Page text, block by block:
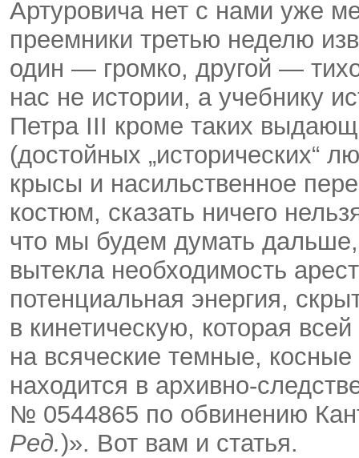
Артуровича нет с нами уже
преемники третью неделю
один — громко, другой —
нас не истории, а учебнику
Петра III кроме таких
(достойных „исторических“
крысы и насильственное
костюм, сказать ничего
что мы будем думать
вытекла необходимость
потенциальная энергия,
в кинетическую, которая
на всяческие темные,
находится в архивно-
№ 0544865 по обвинению
Ред.)». Вот вам и статья.